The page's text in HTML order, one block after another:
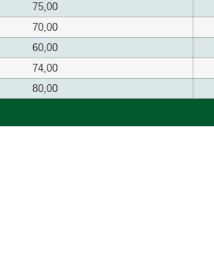
75,00
70,00
60,00
74,00
80,00